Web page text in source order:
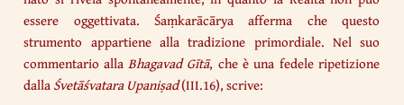
essere oggettivata. Śaṃkarācārya afferma che questo
strumento appartiene alla tradizione primordiale. Nel suo
commentario allaBhagavad Gītā, che è una fedele ripetizione
dallaŚvetāśvatara Upaniṣad(III.16), scrive: